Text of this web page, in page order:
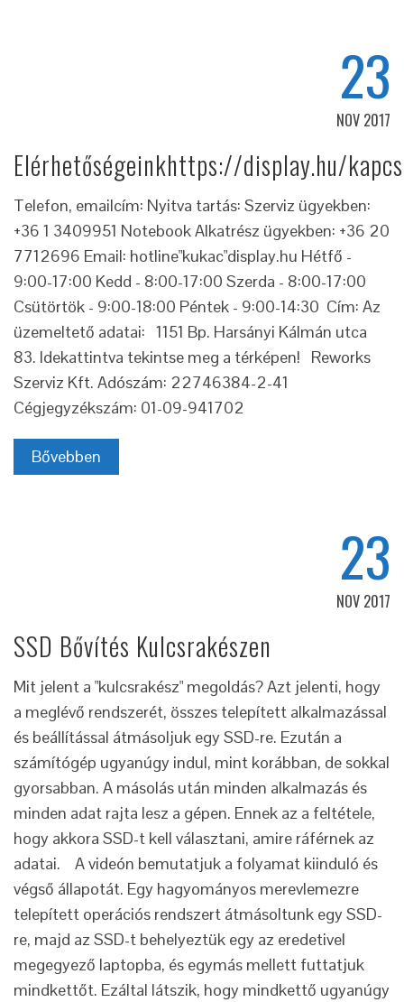
23
NOV 2017
Elérhetőségeinkhttps://display.hu/
Telefon, emailcím: Nyitva tartás: Szerviz ügyekben:
+36 1 3409951 Notebook Alkatrész ügyekben: +36 20
7712696 Email: hotline"kukac"display.hu Hétfő -
9:00-17:00 Kedd - 8:00-17:00 Szerda - 8:00-17:00
Csütörtök - 9:00-18:00 Péntek - 9:00-14:30 Cím: Az
üzemeltető adatai: 1151 Bp. Harsányi Kálmán utca
83. Idekattintva tekintse meg a térképen! Reworks
Szerviz Kft. Adószám: 22746384-2-41
Cégjegyzékszám: 01-09-941702
Bővebben
23
NOV 2017
SSD Bővítés Kulcsrakészen
Mit jelent a "kulcsrakész" megoldás? Azt jelenti, hogy
a meglévő rendszerét, összes telepített alkalmazással
és beállítással átmásoljuk egy SSD-re. Ezután a
számítógép ugyanúgy indul, mint korábban, de sokkal
gyorsabban. A másolás után minden alkalmazás és
minden adat rajta lesz a gépen. Ennek az a feltétele,
hogy akkora SSD-t kell választani, amire ráférnek az
adatai. A videón bemutatjuk a folyamat kiinduló és
végső állapotát. Egy hagyományos merevlemezre
telepített operációs rendszert átmásoltunk egy SSD-
re, majd az SSD-t behelyeztük egy az eredetivel
megegyező laptopba, és egymás mellett futtatjuk
mindkettőt. Ezáltal látszik, hogy mindkettő ugyanúgy